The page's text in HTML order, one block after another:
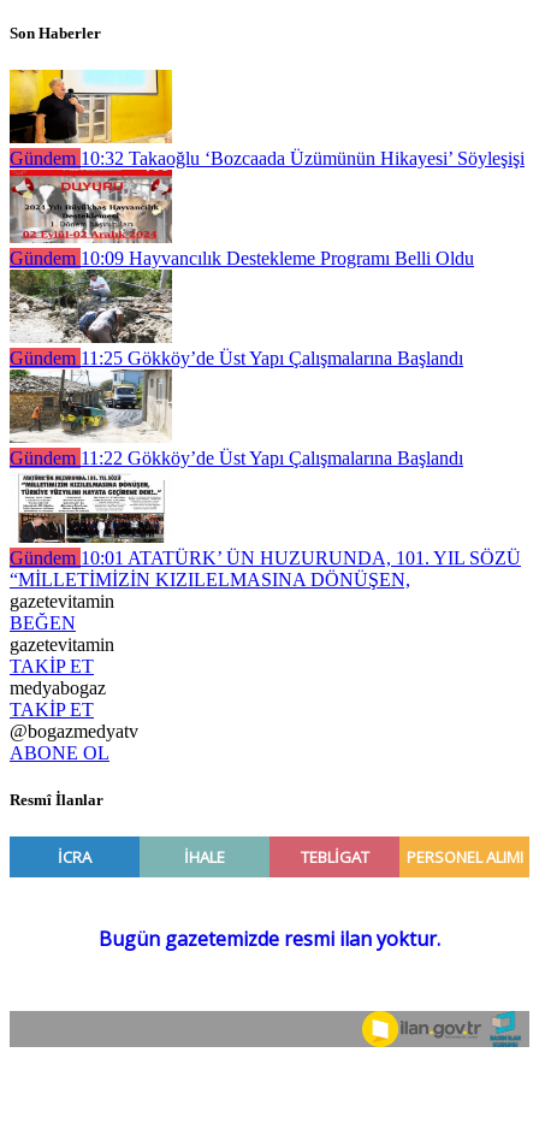
Son Haberler
Gündem 10:32 Takaoğlu ‘Bozcaada Üzümünün Hikayesi’ Söyleşişi
Gündem 10:09 Hayvancılık Destekleme Programı Belli Oldu
Gündem 11:25 Gökköy’de Üst Yapı Çalışmalarına Başlandı
Gündem 11:22 Gökköy’de Üst Yapı Çalışmalarına Başlandı
Gündem 10:01 ATATÜRK’ ÜN HUZURUNDA, 101. YIL SÖZÜ
“MİLLETİMİZİN KIZILELMASINA DÖNÜŞEN,
gazetevitamin
BEĞEN
gazetevitamin
TAKİP ET
medyabogaz
TAKİP ET
@bogazmedyatv
ABONE OL
Resmî İlanlar